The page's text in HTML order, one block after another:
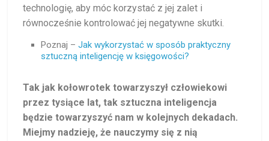
technologię, aby móc korzystać z jej zalet i
równocześnie kontrolować jej negatywne skutki.
Poznaj –Jak wykorzystać w sposób praktyczny
sztuczną inteligencję w księgowości?
Tak jak kołowrotek towarzyszył człowiekowi
przez tysiące lat, tak sztuczna inteligencja
będzie towarzyszyć nam w kolejnych dekadach.
Miejmy nadzieję, że nauczymy się z nią